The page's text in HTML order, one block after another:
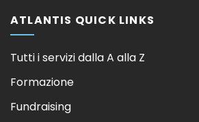
ATLANTIS QUICK LINKS
Tutti i servizi dalla A alla Z
Formazione
Fundraising